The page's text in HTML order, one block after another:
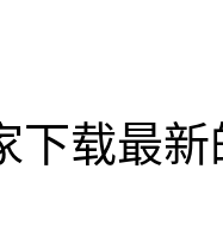
载最新